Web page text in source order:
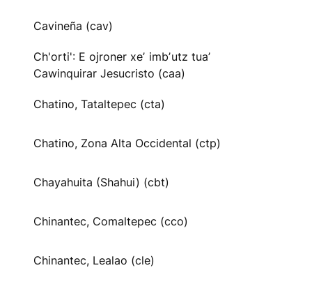
Cavineña (cav)
Ch'orti': E ojroner xeʼ imbʼutz tuaʼ
Cawinquirar Jesucristo (caa)
Chatino, Tataltepec (cta)
Chatino, Zona Alta Occidental (ctp)
Chayahuita (Shahui) (cbt)
Chinantec, Comaltepec (cco)
Chinantec, Lealao (cle)